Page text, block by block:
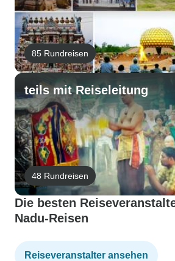
85 Rundreisen
teils mit Reiseleitung
48 Rundreisen
Die besten
Nadu-Reisen
Reiseveranstalter ansehen